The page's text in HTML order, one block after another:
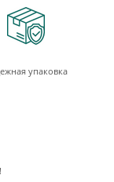
упаковка